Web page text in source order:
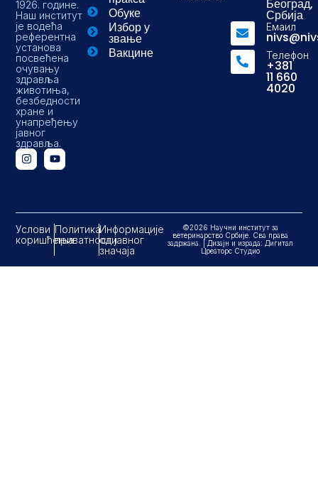
1926. године.
Наш институт
је водећа
референтна
установа
посвећена
очувању
здравља
животиња,
безбедности
хране и
унапређењу
јавног
здравља.
Обуке
Избор у
звање
Вакцине
Београд,
Србија
Емаил
Телефон
+381
11 660
4020
Услови
коришћења
Политика
приватности
Информације
од јавног
значаја
©2026 Научни институт за
ветеринарство Србије. Сва права
задржана. | Дизајн и израда: Дигитал
Цреаторс Студио